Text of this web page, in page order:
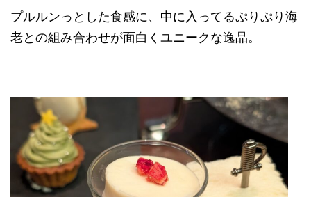
プルルンっとした食感に、中に入ってるぷりぷり海
老との組み合わせが面白くユニークな逸品。